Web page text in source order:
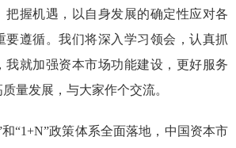
把握机遇，以自身发展的确定性应对各
要遵循。我们将深入学习领会，认真抓
我就加强资本市场功能建设，更好服务
量发展，与大家作个交流。
“1+N”政策体系全面落地，中国资本市